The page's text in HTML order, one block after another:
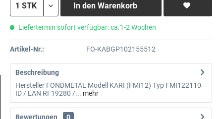
In den Warenkorb
Liefertermin sofort verfügbar: ca.1-2 Wochen
Artikel-Nr.: FO-KABGP102155512
Beschreibung
Hersteller FONDMETAL Modell KARI (FMI12) Typ FMI122110
ID / EAN RF19280 /... mehr
Bewertungen
0